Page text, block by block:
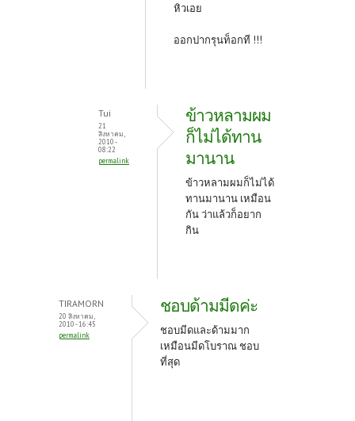
หิวเอย
ออกปากรุนท็อกที !!!
Tui
21
สิงหาคม,
2010 -
08:22
permalink
ข้าวหลามผม
ก็ไม่ได้ทาน
มานาน
ข้าวหลามผมก็ไม่ได้
ทานมานาน เหมือน
กัน ว่าแล้วก็อยาก
กิน
TIRAMORN
20 สิงหาคม,
2010 - 16:45
permalink
ชอบด้ามมีดค่ะ
ชอบมีดและด้ามมาก
เหมือนมีดโบราณ ชอบ
ที่สุด